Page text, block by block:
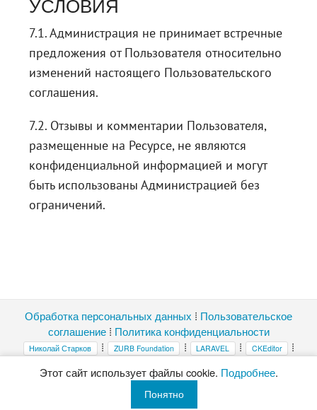
7.1. Администрация не принимает встречные
предложения от Пользователя относительно
изменений настоящего Пользовательского
соглашения.
7.2. Отзывы и комментарии Пользователя,
размещенные на Ресурсе, не являются
конфиденциальной информацией и могут
быть использованы Администрацией без
ограничений.
Обработка персональных данных ⁞ Пользовательское
соглашение⁞ Политика конфиденциальности
Николай Старков ⁞ ZURB Foundation ⁞ LARAVEL ⁞ CKEditor ⁞
⁞ Magnific Popup
Копирование и публикация материалов без ссылки на этот сайт
запрещены
Этот сайт использует файлы cookie. Подробнее.
Понятно